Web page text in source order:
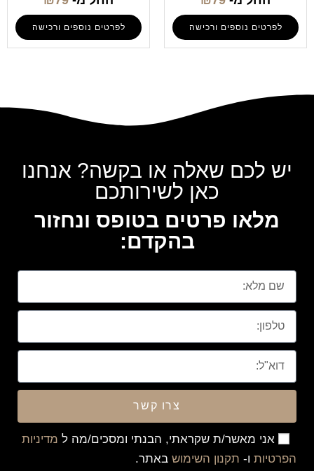
לפרטים נוספים ורכישה לפרטים נוספים ורכישה
יש לכם שאלה או בקשה? אנחנו
כאן לשירותכם
מלאו פרטים בטופס ונחזור
בהקדם:
אני מאשר/ת שקראתי, הבנתי ומסכים/מה ל מדיניות
הפרטיות ו- תקנון השימוש באתר.
צרו קשר